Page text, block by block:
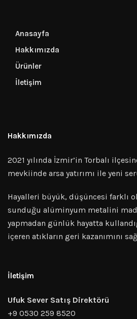
Anasayfa
Hakkımızda
Ürünler
İletişim
Hakkımızda
2021 yılında İzmir’in Torbalı
mevkiinde arsa yatırımı ile yeni
Hayalleri büyük, düşüncesi farklı
sunduğu alüminyum metalini
yapmadan günlük hayatta
içeren atıkların geri kazanımını
İletişim
Ufuk Sever Satış Direktörü
+9 0530 259 8520